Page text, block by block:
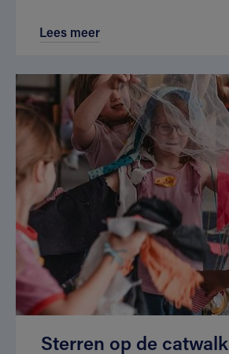
Lees meer
Sterren op de catwalk